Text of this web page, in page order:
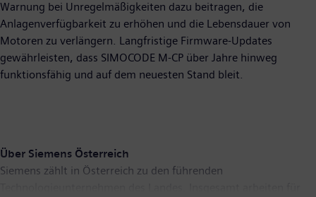
Warnung bei Unregelmäßigkeiten dazu beitragen, die
Anlagenverfügbarkeit zu erhöhen und die Lebensdauer von
Motoren zu verlängern. Langfristige Firmware-Updates
gewährleisten, dass SIMOCODE M-CP über Jahre hinweg
funktionsfähig und auf dem neuesten Stand bleit.
Über Siemens Österreich
Siemens zählt in Österreich zu den führenden